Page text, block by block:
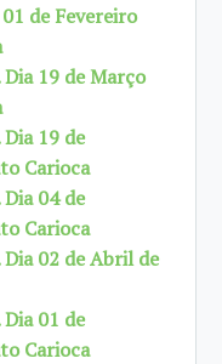
de Fevereiro
19 de Março
19 de
Carioca
04 de
Carioca
02 de Abril de
01 de
Carioca